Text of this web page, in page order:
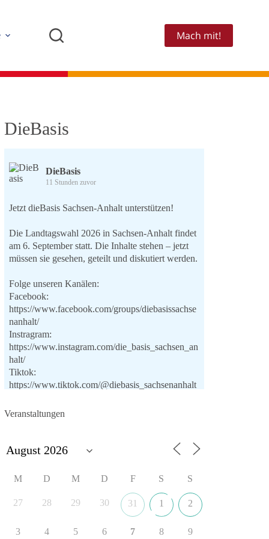
Mach mit!
DieBasis
DieBasis
11 Stunden zuvor
Jetzt dieBasis Sachsen-Anhalt unterstützen!
Die Landtagswahl 2026 in Sachsen-Anhalt findet
am 6. September statt. Die Inhalte stehen – jetzt
müssen sie gesehen, geteilt und diskutiert werden.
Folge unseren Kanälen:
Facebook:
https://www.facebook.com/groups/diebasissachse
nanhalt/
Instragram:
https://www.instagram.com/die_basis_sachsen_an
halt/
Tiktok:
https://www.tiktok.com/@diebasis_sachsenanhalt
Youtube:
🟩🟩🟦🟦🟥🟥🟧🟧
Like, teile und kommentiere unsere Beiträge,
wir stehen und warum es sich lohnt, dieBasis zu
Veranstaltungen
M D M D F S S
27 28 29 30 31 1 2
3 4 5 6 7 8 9